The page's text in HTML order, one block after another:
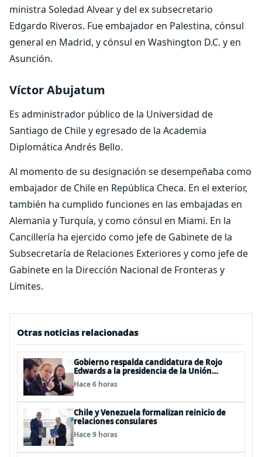
ministra Soledad Alvear y del ex subsecretario
Edgardo Riveros. Fue embajador en Palestina, cónsul
general en Madrid, y cónsul en Washington D.C. y en
Asunción.
Víctor Abujatum
Es administrador público de la Universidad de
Santiago de Chile y egresado de la Academia
Diplomática Andrés Bello.
Al momento de su designación se desempeñaba como
embajador de Chile en República Checa. En el exterior,
también ha cumplido funciones en las embajadas en
Alemania y Turquía, y como cónsul en Miami. En la
Cancillería ha ejercido como jefe de Gabinete de la
Subsecretaría de Relaciones Exteriores y como jefe de
Gabinete en la Dirección Nacional de Fronteras y
Límites.
Otras noticias relacionadas
Gobierno respalda candidatura de Rojo
Edwards a la presidencia de la Unión
Interparlamentaria (UIP)
Hace 6 horas
Chile y Venezuela formalizan reinicio de
relaciones consulares
Hace 9 horas